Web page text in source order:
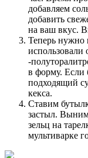
добавляем
добавить
на ваш вкус.
Теперь нужно
использовали
-
в форму. Если
подходящий
кекса.
Ставим
застыл.
зельц на
мультиварке